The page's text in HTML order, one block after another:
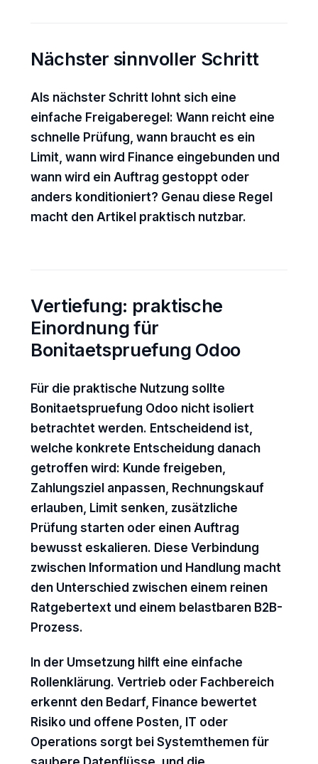
Nächster sinnvoller Schritt
Als nächster Schritt lohnt sich eine
einfache Freigaberegel: Wann reicht eine
schnelle Prüfung, wann braucht es ein
Limit, wann wird Finance eingebunden und
wann wird ein Auftrag gestoppt oder
anders konditioniert? Genau diese Regel
macht den Artikel praktisch nutzbar.
Vertiefung: praktische
Einordnung für
Bonitaetspruefung Odoo
Für die praktische Nutzung sollte
Bonitaetspruefung Odoo nicht isoliert
betrachtet werden. Entscheidend ist,
welche konkrete Entscheidung danach
getroffen wird: Kunde freigeben,
Zahlungsziel anpassen, Rechnungskauf
erlauben, Limit senken, zusätzliche
Prüfung starten oder einen Auftrag
bewusst eskalieren. Diese Verbindung
zwischen Information und Handlung macht
den Unterschied zwischen einem reinen
Ratgebertext und einem belastbaren B2B-
Prozess.
In der Umsetzung hilft eine einfache
Rollenklärung. Vertrieb oder Fachbereich
erkennt den Bedarf, Finance bewertet
Risiko und offene Posten, IT oder
Operations sorgt bei Systemthemen für